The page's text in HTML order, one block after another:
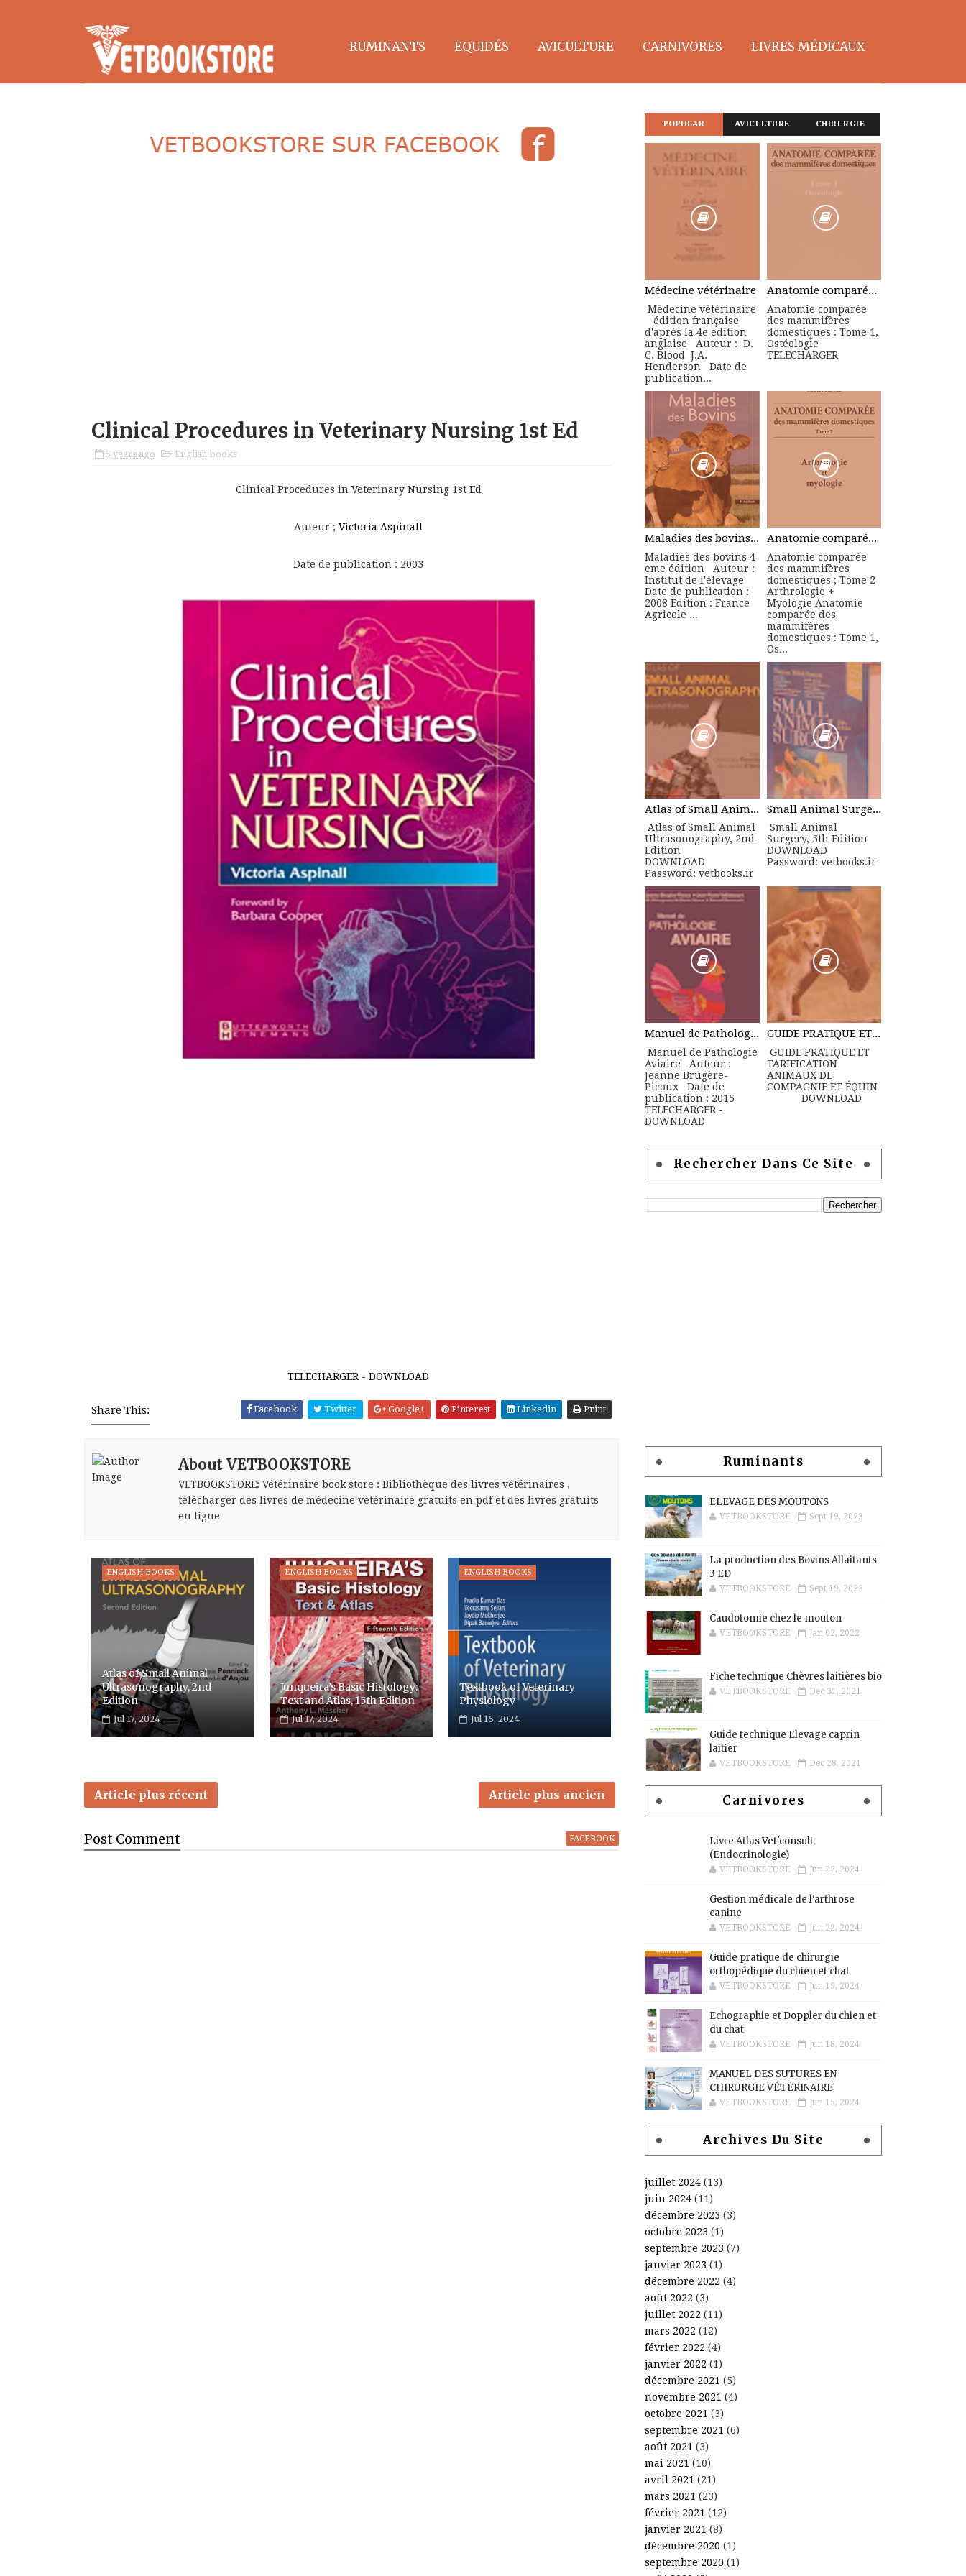
RUMINANTS EQUIDÉS AVICULTURE CARNIVORES LIVRES MÉDICAUX
Clinical Procedures in Veterinary Nursing 1st Ed
5 years ago English books
Clinical Procedures in Veterinary Nursing 1st Ed
Auteur ;Victoria Aspinall
Date de publication : 2003
TELECHARGER - DOWNLOAD
Share This: Facebook Twitter Google+ Pinterest Linkedin Print
About VETBOOKSTORE
VETBOOKSTORE: Vétérinaire book store : Bibliothèque des livres vétérinaires ,
télécharger des livres de médecine vétérinaire gratuits en pdf et des livres gratuits
en ligne
ENGLISH BOOKS
Atlas of Small Animal
Ultrasonography, 2nd
Edition
Jul 17, 2024
ENGLISH BOOKS
Junqueira’s Basic Histology:
Text and Atlas, 15th Edition
Jul 17, 2024
ENGLISH BOOKS
Textbook of Veterinary
Physiology
Jul 16, 2024
Article plus récent Article plus ancien
Post Comment FACEBOOK
POPULAR AVICULTURE CHIRURGIE
Médecine vétérinaire
Médecine vétérinaire
édition française
d'après la 4e édition
anglaise Auteur : D.
C. Blood J.A.
Henderson Date de
publication...
Anatomie comparée des mammifères domestiques : Tome 1, Ostéologie
Anatomie comparée
des mammifères
domestiques : Tome 1,
Ostéologie
TELECHARGER
Maladies des bovins 4 eme édition - Manuel Pratique
Maladies des bovins 4
eme édition Auteur :
Institut de l'élevage
Date de publication :
2008 Edition : France
Agricole ...
Anatomie comparée des mammifères domestiques ; Tome 2 Arthrologie + Myologie
Anatomie comparée
des mammifères
domestiques ; Tome 2
Arthrologie +
Myologie Anatomie
comparée des
mammifères
domestiques : Tome 1,
Os...
Atlas of Small Animal Ultrasonography, 2nd Edition
Atlas of Small Animal
Ultrasonography, 2nd
Edition
DOWNLOAD
Password: vetbooks.ir
Small Animal Surgery, 5th Edition
Small Animal
Surgery, 5th Edition
DOWNLOAD
Password: vetbooks.ir
Manuel de Pathologie Aviaire
Manuel de Pathologie
Aviaire Auteur :
Jeanne Brugère-
Picoux Date de
publication : 2015
TELECHARGER -
DOWNLOAD
GUIDE PRATIQUE ET TARIFICATION ANIMAUX DE COMPAGNIE ET ÉQUIN
GUIDE PRATIQUE ET
TARIFICATION
ANIMAUX DE
COMPAGNIE ET ÉQUIN
DOWNLOAD
Rechercher Dans Ce Site
Ruminants
ELEVAGE DES MOUTONS
VETBOOKSTORE Sept 19, 2023
La production des Bovins Allaitants
3 ED
VETBOOKSTORE Sept 19, 2023
Caudotomie chez le mouton
VETBOOKSTORE Jan 02, 2022
Fiche technique Chèvres laitières bio
VETBOOKSTORE Dec 31, 2021
Guide technique Elevage caprin
laitier
VETBOOKSTORE Dec 28, 2021
Carnivores
Livre Atlas Vet'consult
(Endocrinologie)
VETBOOKSTORE Jun 22, 2024
Gestion médicale de l'arthrose
canine
VETBOOKSTORE Jun 22, 2024
Guide pratique de chirurgie
orthopédique du chien et chat
VETBOOKSTORE Jun 19, 2024
Echographie et Doppler du chien et
du chat
VETBOOKSTORE Jun 18, 2024
MANUEL DES SUTURES EN
CHIRURGIE VÉTÉRINAIRE
VETBOOKSTORE Jun 15, 2024
Archives Du Site
juillet 2024 (13)
juin 2024 (11)
décembre 2023 (3)
octobre 2023 (1)
septembre 2023 (7)
janvier 2023 (1)
décembre 2022 (4)
août 2022 (3)
juillet 2022 (11)
mars 2022 (12)
février 2022 (4)
janvier 2022 (1)
décembre 2021 (5)
novembre 2021 (4)
octobre 2021 (3)
septembre 2021 (6)
août 2021 (3)
mai 2021 (10)
avril 2021 (21)
mars 2021 (23)
février 2021 (12)
janvier 2021 (8)
décembre 2020 (1)
septembre 2020 (1)